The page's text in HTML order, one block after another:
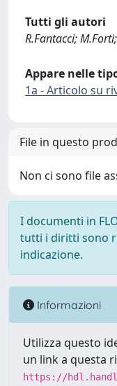
Tutti gli autori
R.Fantacci;
Appare nelle
1a - Articolo su
File in questo
Non ci sono file
I documenti in
tutti i diritti sono
indicazione.
Informazioni
Utilizza questo
un link a questa
https://